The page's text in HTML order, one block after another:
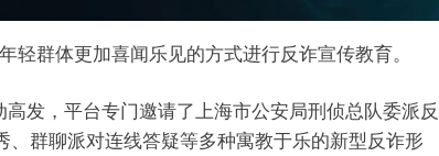
群体更加喜闻乐见的方式进行反诈宣传教育。
，平台专门邀请了上海市公安局刑侦总队委派反
群聊派对连线答疑等多种寓教于乐的新型反诈形